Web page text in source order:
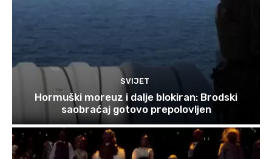
SVIJET
Hormuški moreuz i dalje blokiran: Brodski
saobraćaj gotovo prepolovljen